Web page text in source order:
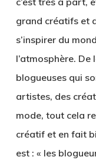
grand créatifs et
s’inspirer du
l’atmosphère. De
blogueuses qui
artistes, des
mode, tout cela
créatif et en fait
est : « les